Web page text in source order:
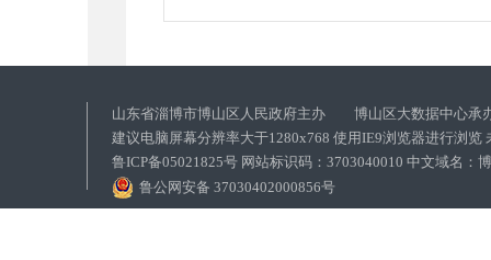
山东省淄博市博山区人民政府主办 博山区大数据中心承
建议电脑屏幕分辨率大于1280x768 使用IE9浏览器进行浏览
鲁ICP备05021825号 网站标识码：3703040010 中文域名：
鲁公网安备 37030402000856号